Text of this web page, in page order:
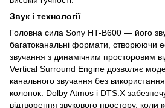
Звук і технології
Головна сила Sony HT-B600 — його
багатоканальні формати, створюючи
звучання з динамічним просторовим
Vertical Surround Engine дозволяє
канального звучання без
колонок. Dolby Atmos і DTS:X
відтворення звукового простору, коли